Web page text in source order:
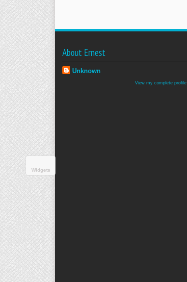
Widgets
About Ernest
Unknown
View my complete profile